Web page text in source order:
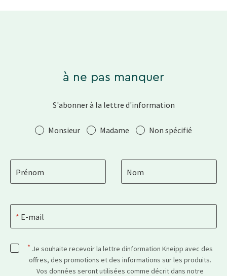
à ne pas manquer
S'abonner à la lettre d'information
SalutationMonsieur Madame Non spécifié
Prénom Nom
E-mail
* Je souhaite recevoir la lettre dinformation Kneipp avec des
offres, des promotions et des informations sur les produits.
Vos données seront utilisées comme décrit dans notre